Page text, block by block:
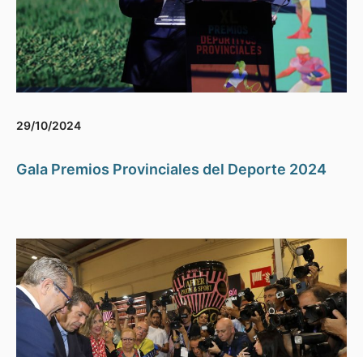
29/10/2024
Gala Premios Provinciales del Deporte 2024